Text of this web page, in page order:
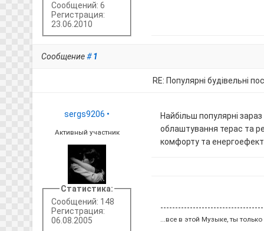
Сообщений: 6
Регистрация:
23.06.2010
Сообщение#1
RE: Популярні будівельні
sergs9206 •
Активный участник
Статистика:
Сообщений: 148
Регистрация:
06.08.2005
Найбільш популярні
облаштування терас та
комфорту та
...все в этой Музыке, ты